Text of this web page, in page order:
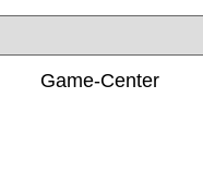
Game-Center